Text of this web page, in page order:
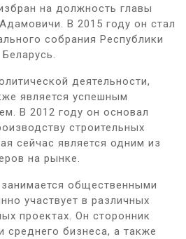
на должность главы
В 2015 году он стал
собрания Республики
Беларусь.
деятельности,
является успешным
В 2012 году он основал
строительных
сейчас является одним из
на рынке.
общественными
участвует в различных
проектах. Он сторонник
среднего бизнеса, а также